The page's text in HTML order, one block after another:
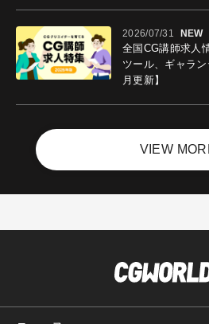
2026/07/31 NEW
全国CG講師求人
ツール、ギャラ
月更新】
VIEW